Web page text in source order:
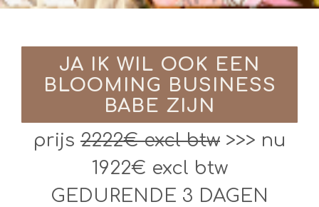
JA IK WIL OOK EEN
BLOOMING BUSINESS
BABE ZIJN
prijs 2222€ excl btw >>> nu
1922€ excl btw
GEDURENDE 3 DAGEN